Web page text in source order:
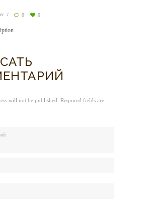
0 0
...
will not be published. Required fields are